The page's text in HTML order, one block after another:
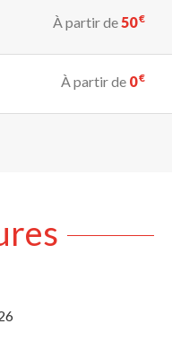
À partir de 50€
À partir de 0€